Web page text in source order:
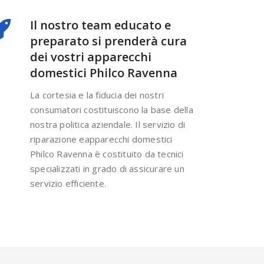
Il nostro team educato e
preparato si prenderà cura
dei vostri apparecchi
domestici Philco Ravenna
La cortesia e la fiducia dei nostri
consumatori costituiscono la base della
nostra politica aziendale. Il servizio di
riparazione eapparecchi domestici
Philco Ravenna è costituito da tecnici
specializzati in grado di assicurare un
servizio efficiente.